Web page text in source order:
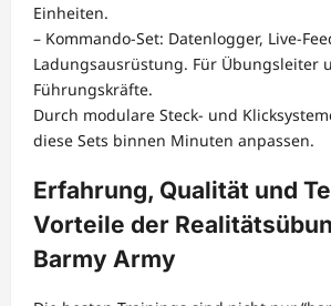
Einheiten.
– Kommando-Set: Datenlogger, Live-
Ladungsausrüstung. Für Übungsleiter
Führungskräfte.
Durch modulare Steck- und
diese Sets binnen Minuten anpassen.
Erfahrung, Qualität und
Vorteile der
Barmy Army